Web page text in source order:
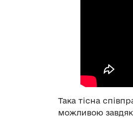
Така тісна
можливою